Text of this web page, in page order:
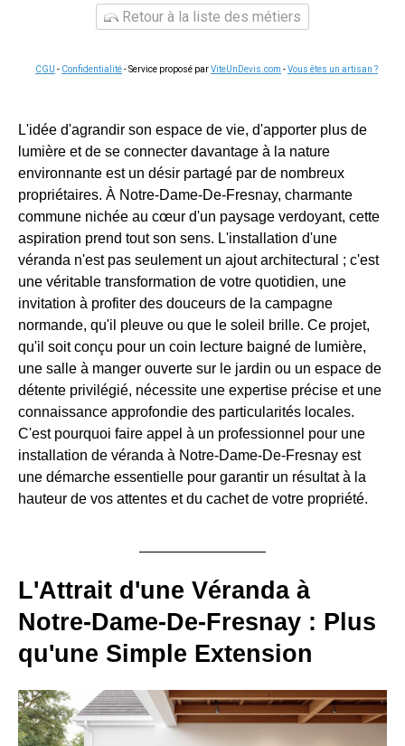
Retour à la liste des métiers
CGU - Confidentialité- Service proposé parViteUnDevis.com -Vous êtes un artisan ?
L'idée d'agrandir son espace de vie, d'apporter plus de
lumière et de se connecter davantage à la nature
environnante est un désir partagé par de nombreux
propriétaires. À Notre-Dame-De-Fresnay, charmante
commune nichée au cœur d'un paysage verdoyant, cette
aspiration prend tout son sens. L'installation d'une
véranda n'est pas seulement un ajout architectural ; c'est
une véritable transformation de votre quotidien, une
invitation à profiter des douceurs de la campagne
normande, qu'il pleuve ou que le soleil brille. Ce projet,
qu'il soit conçu pour un coin lecture baigné de lumière,
une salle à manger ouverte sur le jardin ou un espace de
détente privilégié, nécessite une expertise précise et une
connaissance approfondie des particularités locales.
C'est pourquoi faire appel à un professionnel pour une
installation de véranda à Notre-Dame-De-Fresnay est
une démarche essentielle pour garantir un résultat à la
hauteur de vos attentes et du cachet de votre propriété.
L'Attrait d'une Véranda à
Notre-Dame-De-Fresnay : Plus
qu'une Simple Extension